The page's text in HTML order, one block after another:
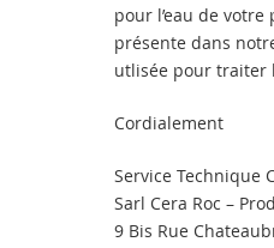
pour l’eau de
présente dans
utlisée pour traiter
Cordialement
Service Technique
Sarl Cera Roc –
9 Bis Rue